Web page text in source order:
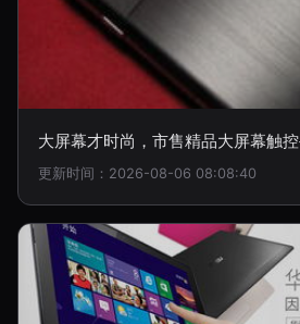
大屏幕才时尚，市售精品大屏幕触
更新时间：2026-08-06 08:08:40